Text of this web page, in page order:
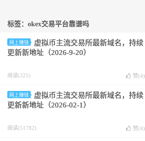
标签：okex交易平台靠谱吗
网上赚钱
虚拟币主流交易所最新域名，持续
更新新地址（2026-9-20）
阅读(325) 赞(4)
网上赚钱
虚拟币主流交易所最新域名，持续
更新新地址（2026-02-1）
阅读(51782) 赞(4)